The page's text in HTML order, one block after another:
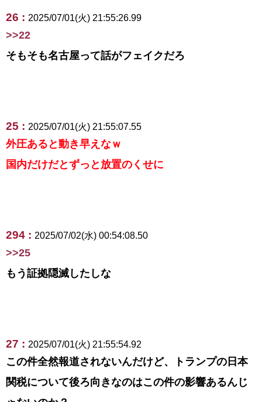
26 : 2025/07/01(火) 21:55:26.99
>>22
そもそも名古屋って話がフェイクだろ
25 : 2025/07/01(火) 21:55:07.55
外圧あると動き早えなｗ
国内だけだとずっと放置のくせに
294 : 2025/07/02(水) 00:54:08.50
>>25
もう証拠隠滅したしな
27 : 2025/07/01(火) 21:55:54.92
この件全然報道されないんだけど、トランプの日本
関税について後ろ向きなのはこの件の影響あるんじ